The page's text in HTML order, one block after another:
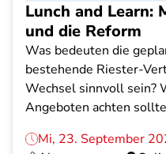
Lunch and Learn:
und die Reform
Was bedeuten die
bestehende Riester-
Wechsel sinnvoll sein?
Angeboten achten
Mi, 23. September